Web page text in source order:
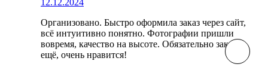
Организовано. Быстро оформила заказ через сайт,
всё интуитивно понятно. Фотографии пришли
вовремя, качество на высоте. Обязательно закажу
ещё, очень нравится!